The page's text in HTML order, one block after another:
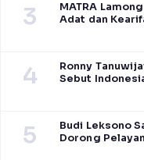
3
MATRA
Adat dan
4
Ronny
Sebut
5
Budi Leksono
Dorong